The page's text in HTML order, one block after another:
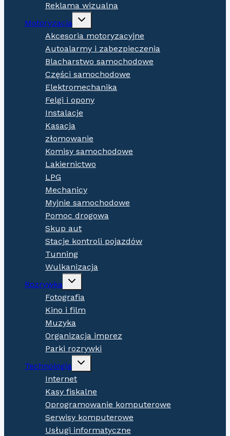
Reklama wizualna
Motoryzacja
Expand
menu
Akcesoria motoryzacyjne
Autoalarmy i zabezpieczenia
Blacharstwo samochodowe
Części samochodowe
Elektromechanika
Felgi i opony
Instalacje
Kasacja
złomowanie
Komisy samochodowe
Lakiernictwo
LPG
Mechanicy
Myjnie samochodowe
Pomoc drogowa
Skup aut
Stacje kontroli pojazdów
Tunning
Wulkanizacja
Rozrywka
Expand
menu
Fotografia
Kino i film
Muzyka
Organizacja imprez
Parki rozrywki
Technologia
Expand
menu
Internet
Kasy fiskalne
Oprogramowanie komputerowe
Serwisy komputerowe
Usługi informatyczne